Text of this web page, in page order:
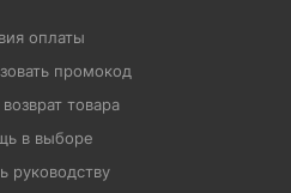
оплаты
промокод
товара
в выборе
руководству